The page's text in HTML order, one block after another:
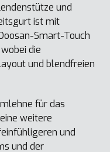
und
ist mit
Smart-Touch
die
und blendfreien
für das
weitere
und
und der